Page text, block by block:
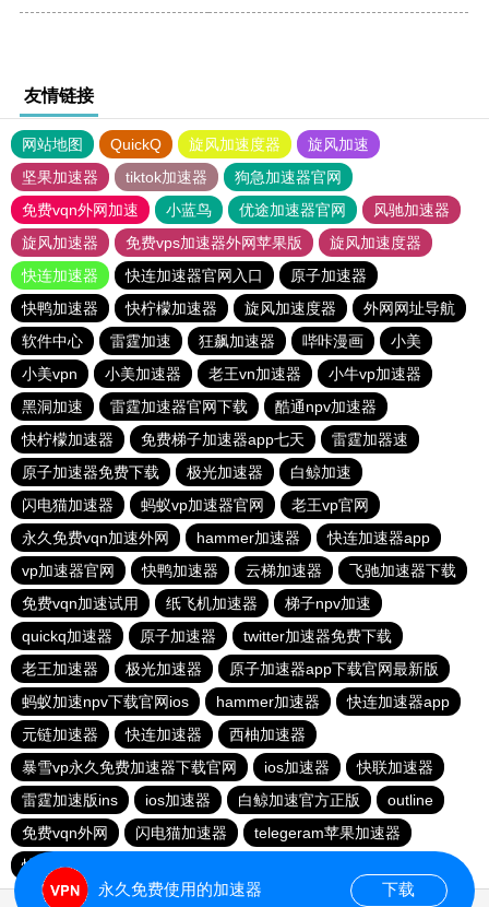
友情链接
网站地图 QuickQ 旋风加速度器
旋风加速
坚果加速器
tiktok加速器
狗急加速器官网
免费vqn外网加速
小蓝鸟 优途加速器官网
风驰加速器
旋风加速器
免费vps加速器外网苹果版
旋风加速度器
快连加速器
快连加速器官网入口
原子加速器
快鸭加速器
快柠檬加速器 旋风加速度器
外网网址导航
软件中心
雷霆加速 狂飙加速器 哔咔漫画
小美
小美vpn
小美加速器 老王vn加速器
小牛vp加速器
黑洞加速
雷霆加速器官网下载
酷通npv加速器
快柠檬加速器
免费梯子加速器app七天
雷霆加器速
原子加速器免费下载
极光加速器
白鲸加速
闪电猫加速器
蚂蚁vp加速器官网
老王vp官网
永久免费vqn加速外网
hammer加速器
快连加速器app
vp加速器官网
快鸭加速器 云梯加速器
飞驰加速器下载
免费vqn加速试用
纸飞机加速器
梯子npv加速
quickq加速器
原子加速器
twitter加速器免费下载
老王加速器
极光加速器
原子加速器app下载官网最新版
蚂蚁加速npv下载官网ios
hammer加速器
快连加速器app
元链加速器
快连加速器
西柚加速器
暴雪vp永久免费加速器下载官网
ios加速器
快联加速器
雷霆加速版ins
ios加速器 白鲸加速官方正版
outline
免费vqn外网
闪电猫加速器
telegeram苹果加速器
快连lets加速器
永久免费使用的加速器 下载